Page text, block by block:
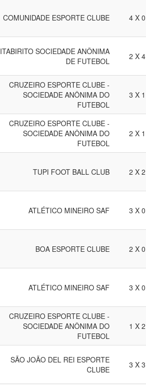
COMUNIDADE ESPORTE CLUBE 4 X 0
ITABIRITO SOCIEDADE ANÔNIMA
DE FUTEBOL
2 X 4
CRUZEIRO ESPORTE CLUBE -
SOCIEDADE ANÔNIMA DO
FUTEBOL
3 X 1
CRUZEIRO ESPORTE CLUBE -
SOCIEDADE ANÔNIMA DO
FUTEBOL
2 X 1
TUPI FOOT BALL CLUB 2 X 2
ATLÉTICO MINEIRO SAF 3 X 0
BOA ESPORTE CLUBE 2 X 0
ATLÉTICO MINEIRO SAF 3 X 0
CRUZEIRO ESPORTE CLUBE -
SOCIEDADE ANÔNIMA DO
FUTEBOL
1 X 2
SÃO JOÃO DEL REI ESPORTE
CLUBE
3 X 3